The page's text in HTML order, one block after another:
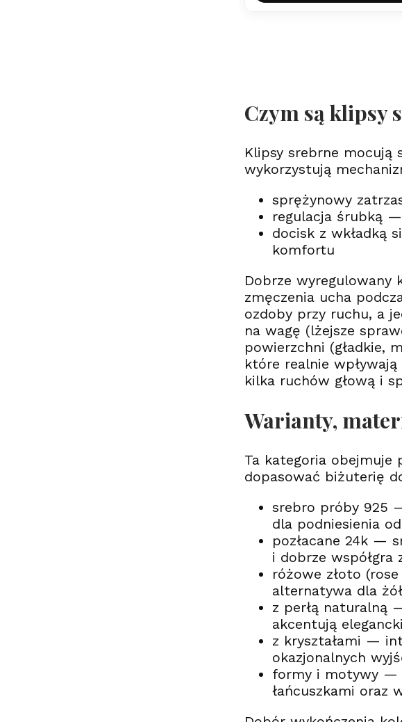
Czym są klipsy
Klipsy srebrne mocują
wykorzystują
sprężynowy
regulacja śrubką
docisk z wkładką
komfortu
Dobrze wyregulowany
zmęczenia ucha
ozdoby przy ruchu, a
na wagę (lżejsze
powierzchni (gładkie,
które realnie
kilka ruchów głową i
Warianty,
Ta kategoria obejmuje
dopasować biżuterię
srebro próby 925
dla podniesienia
pozłacane 24k —
i dobrze współgra
różowe złoto
alternatywa dla
z perłą naturalną
akcentują
z kryształami —
okazjonalnych
formy i motywy —
łańcuszkami oraz